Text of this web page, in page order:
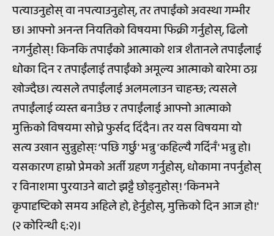
पत्याउनुहोस् वा नपत्याउनुहोस्, तर तपाईंको अवस्था गम्भीर
छ। आफ्नो अनन्त नियतिको विषयमा फिक्री गर्नुहोस्, ढिलो
नगर्नुहोस्! किनकि तपाईंको आत्माको शत्र शैतानले तपाईंलाई
धोका दिन र तपाईंलाई तपाईंको अमूल्य आत्माको बारेमा ठग्न
खोज्दैछ। त्यसले तपाईंलाई अलमलाउन चाहन्छ; त्यसले
तपाईंलाई व्यस्त बनाउँछ र तपाईंलाई आफ्नो आत्माको
मुक्तिको विषयमा सोच्ने फुर्सद दिँदैन। तर यस विषयमा यो
सत्य उखान सुन्नुहोस्ः ‘पछि गर्छु' भन्नु 'कहिल्यै गर्दिनँ' भन्नु हो।
यसकारण हाम्रो प्रेमको अर्ती ग्रहण गर्नुहोस्, धोकामा नपर्नुहोस्
र विनाशमा पुरयाउने बाटो झट्टै छोड्नुहोस्! ‘किनभने
कृपादृष्टिको समय अहिले हो, हेर्नुहोस्, मुक्तिको दिन आज हो!'
(२ कोरिन्थी ६:२)।